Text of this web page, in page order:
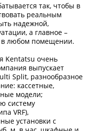
так, чтобы в
реальным
надежной,
а главное –
в любом помещении.
Kentatsu очень
выпускает
Split, разнообразное
кассетные,
модели;
систему
VRF),
установки с